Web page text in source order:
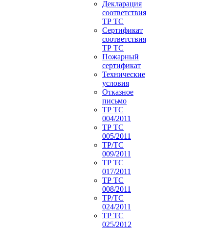
Декларация
соответствия
ТР ТС
Сертификат
соответствия
ТР ТС
Пожарный
сертификат
Технические
условия
Отказное
письмо
ТР ТС
004/2011
ТР ТС
005/2011
ТР/ТС
009/2011
ТР ТС
017/2011
ТР ТС
008/2011
ТР/ТС
024/2011
ТР ТС
025/2012